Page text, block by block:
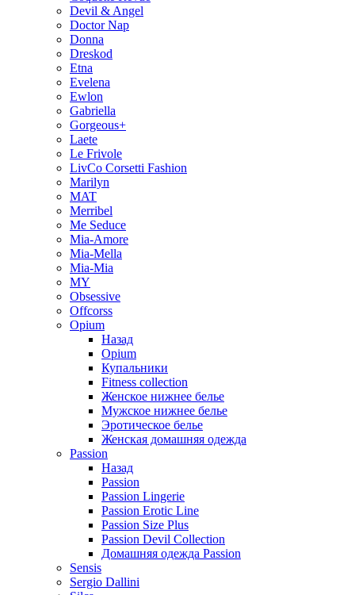
Devil & Angel
Doctor Nap
Donna
Dreskod
Etna
Evelena
Ewlon
Gabriella
Gorgeous+
Laete
Le Frivole
LivCo Corsetti Fashion
Marilyn
MAT
Merribel
Me Seduce
Mia-Amore
Mia-Mella
Mia-Mia
MY
Obsessive
Offcorss
Opium
Назад
Opium
Купальники
Fitness collection
Женское нижнее белье
Мужское нижнее белье
Эротическое белье
Женская домашняя одежда
Passion
Назад
Passion
Passion Lingerie
Passion Erotic Line
Passion Size Plus
Passion Devil Collection
Домашняя одежда Passion
Sensis
Sergio Dallini